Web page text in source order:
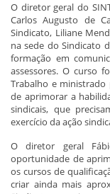
O diretor geral do
Carlos Augusto de
Sindicato, Liliane
na sede do Sindicato
formação em
assessores. O curso
Trabalho e
de aprimorar a
sindicais, que
exercício da ação
O diretor geral
oportunidade de
os cursos de
criar ainda mais